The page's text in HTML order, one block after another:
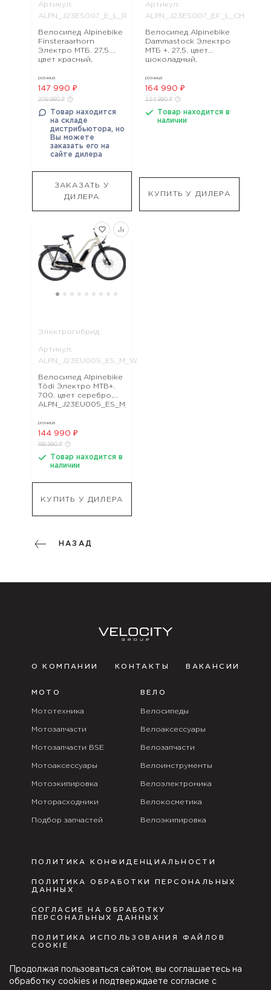
Артикул:
ALPN_J23ES007_E_L_R
Велосипед Alpinebike
Finsteraarhorn
Электро МТБ. 27,5.
цвет красный,
розница
147 990 ₽
209 990 ₽
Товар находится
на складе
дистрибьютора, но
Вы можете
заказать его на
сайте дилера
ЗАКАЗАТЬ У
ДИЛЕРА
Артикул:
ALPN_J23ES007_EF_L_CH
Велосипед Alpinebike
Dammastock Электро
МТБ +. 27,5. цвет
шоколадный,
розница
164 990 ₽
224 990 ₽
Товар находится в
наличии
КУПИТЬ У ДИЛЕРА
Электрогибрид
Артикул:
ALPN_J23EU005_ES_M_W
Велосипед Alpinebike
Tödi Электро MTB+.
700. цвет серебро,
ALPN_J23EU005_ES_M_W
розница
144 990 ₽
189 990 ₽
Товар находится в
наличии
КУПИТЬ У ДИЛЕРА
НАЗАД
О КОМПАНИИ КОНТАКТЫ ВАКАНСИИ
МОТО
Мототехника
Мотозапчасти
Мотозапчасти BSE
Мотоаксессуары
Мотоэкипировка
Моторасходники
Подбор запчастей
ВЕЛО
Велосипеды
Велоаксессуары
Велозапчасти
Велоинструменты
Велоэлектроника
Велокосметика
Велоэкипировка
ПОЛИТИКА КОНФИДЕНЦИАЛЬНОСТИ
ПОЛИТИКА ОБРАБОТКИ ПЕРСОНАЛЬНЫХ
ДАННЫХ
СОГЛАСИЕ НА ОБРАБОТКУ
ПЕРСОНАЛЬНЫХ ДАННЫХ
ПОЛИТИКА ИСПОЛЬЗОВАНИЯ ФАЙЛОВ
COOKIE
ПУБЛИЧНАЯ ОФЕРТА
Продолжая пользоваться сайтом, вы соглашаетесь на
обработку cookies и подтверждаете согласие с